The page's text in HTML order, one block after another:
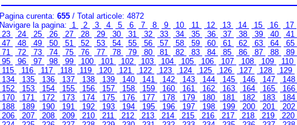
Pagina curenta: 655 / Total articole: 4872
Navigare la pagina:
1 2 3 4 5 6 7 8 9 10 11 12 13 14 15 16 17
23
24 25 26 27 28 29 30 31 32 33 34 35 36 37 38 39 40 41
47
48 49 50 51 52 53 54 55 56 57 58 59 60 61 62 63 64 65
71
72 73 74 75 76 77 78 79 80 81 82 83 84 85 86 87 88 89
95
96 97 98 99 100 101 102 103 104 105 106 107 108 109 110
115
116 117 118 119 120 121 122 123 124 125 126 127 128 129
134
135 136 137 138 139 140 141 142 143 144 145 146 147 148
152
153 154 155 156 157 158 159 160 161 162 163 164 165 166
170
171 172 173 174 175 176 177 178 179 180 181 182 183 184
188
189 190 191 192 193 194 195 196 197 198 199 200 201 202
206
207 208 209 210 211 212 213 214 215 216 217 218 219 220